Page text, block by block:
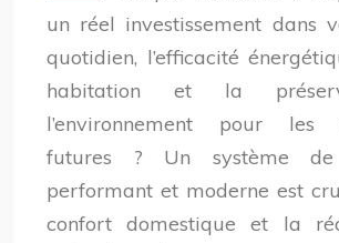
un réel investissement dans
quotidien, l’efficacité
habitation et la
l’environnement pour les
futures ? Un système de
performant et moderne est
confort domestique et la